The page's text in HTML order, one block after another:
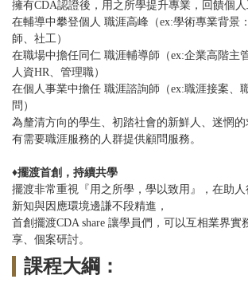
擁有CDA認證後，用之所學提升專業，回饋個人
在輔導中攀登個人 職涯高峰（ex:學術專業背景
師、社工）
在職場中擔任同仁 職涯輔導師（ex:企業高階主
人資HR、管理職）
在個人事業中擔任 職涯諮詢師（ex:職涯接案、
問）
為釐清方向的學生、初踏社會的新鮮人、迷惘
有需要職涯服務的人群提供顧問服務。
♦擺渡首創，持續共學
擺渡非常重視『用之所學，學以致用』，在助
新知與因應環境邊謙不段精進，
首創擺渡CDA share 讓學員們，可以互相業界實
享、個案研討。
課程大綱：